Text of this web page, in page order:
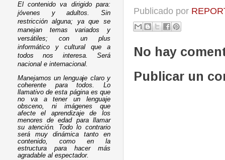
Publicado por
No hay
Publicar un
El contenido va dirigido para:
jóvenes y adultos. Sin
restricción alguna; ya que se
manejan temas variados y
versátiles; con un plus
informático y cultural que a
todos nos interesa. Será
nacional e internacional.
Manejamos un lenguaje claro y
coherente para todos. Lo
llamativo de esta página es que
no va a tener un lenguaje
obsceno, ni imágenes que
afecte el aprendizaje de los
menores de edad para llamar
su atención. Todo lo contrario
será muy dinámica tanto en
contenido, como en la
estructura para hacer más
agradable al espectador.